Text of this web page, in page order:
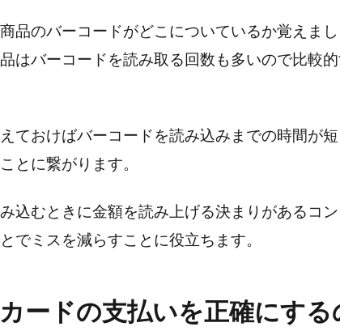
品のバーコードがどこについているか覚えま
はバーコードを読み取る回数も多いので比較
ておけばバーコードを読み込みまでの時間が
とに繋がります。
込むときに金額を読み上げる決まりがあるコン
でミスを減らすことに役立ちます。
ードの支払いを正確にす